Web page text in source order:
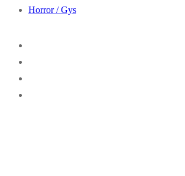
Horror / Gys